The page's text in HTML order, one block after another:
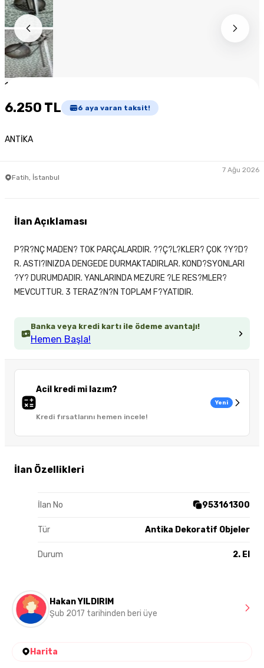
1
6.250 TL 6 aya varan taksit!
ANTİKA
Fatih, İstanbul
7 Ağu 2026
Banka veya kredi kartı ile ödeme avantajı!
Hemen Başla!
Acil kredi mi lazım?
Kredi fırsatlarını hemen incele!
Yeni
İlan Özellikleri
İlan No 953161300
Tür Antika Dekoratif Objeler
Durum 2. El
İlan Açıklaması
P?R?NÇ MADEN? TOK PARÇALARDIR. ??Ç?L?KLER? ÇOK ?Y?D?
R. ASTI?INIZDA DENGEDE DURMAKTADIRLAR. KOND?SYONLARI
?Y? DURUMDADIR. YANLARINDA MEZURE ?LE RES?MLER?
MEVCUTTUR. 3 TERAZ?N?N TOPLAM F?YATIDIR.
Hakan YILDIRIM
Şub 2017 tarihinden beri üye
Harita